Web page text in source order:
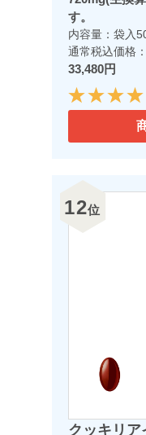
す。
内容量：袋入
通常税込価格：
33,480円
12位
クッキリア